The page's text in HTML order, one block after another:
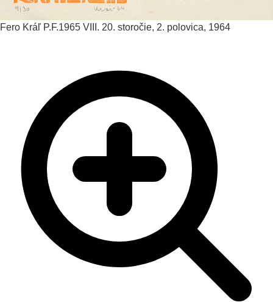
Fero Kráľ P.F.1965 VIII. 20. storočie, 2. polovica, 1964